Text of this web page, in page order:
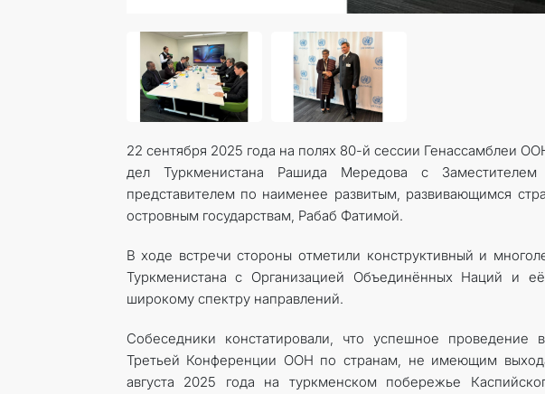
22 сентября 2025 года на полях 80-й сессии Генассамблеи
дел Туркменистана Рашида Мередова с
представителем по наименее развитым, развивающимся
островным государствам, Рабаб Фатимой.
В ходе встречи стороны отметили конструктивный и
Туркменистана с Организацией Объединённых Наций и
широкому спектру направлений.
Собеседники констатировали, что успешное проведение
Третьей Конференции ООН по странам, не имеющим
августа 2025 года на туркменском побережье